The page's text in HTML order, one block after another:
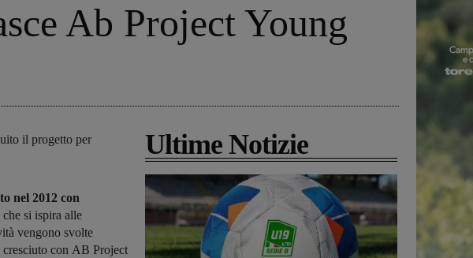
Ab Project Young
il progetto per
nel 2012 con
si ispira alle
vengono svolte
con AB Project
Ultime Notizie